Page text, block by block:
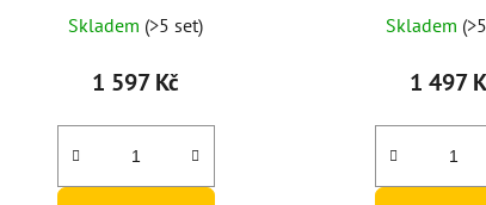
Skladem (>5 set)
1 597 Kč
Skladem
1 497